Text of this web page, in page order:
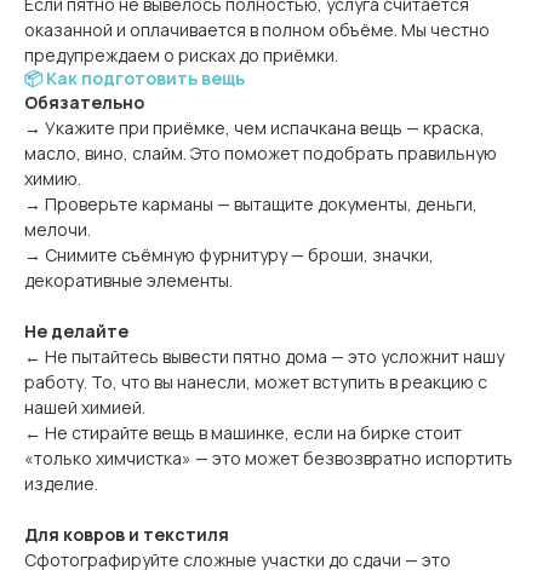
оказанной и оплачивается в полном объёме. Мы честно
предупреждаем о рисках до приёмки.
📦 Как подготовить вещь
Обязательно
→ Укажите при приёмке, чем испачкана вещь — краска,
масло, вино, слайм. Это поможет подобрать правильную
химию.
→ Проверьте карманы — вытащите документы, деньги,
мелочи.
→ Снимите съёмную фурнитуру — броши, значки,
декоративные элементы.
Не делайте
← Не пытайтесь вывести пятно дома — это усложнит нашу
работу. То, что вы нанесли, может вступить в реакцию с
нашей химией.
← Не стирайте вещь в машинке, если на бирке стоит
«только химчистка» — это может безвозвратно испортить
изделие.
Для ковров и текстиля
Сфотографируйте сложные участки до сдачи — это